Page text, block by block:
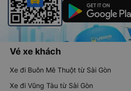
Vé xe khách
Xe đi Buôn Mê Thuột từ Sài Gòn
Xe đi Vũng Tàu từ Sài Gòn